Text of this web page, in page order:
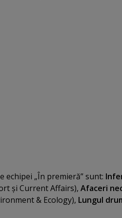
echipei „În premieră” sunt:
şi Current Affairs), Afaceri
& Ecology), Lungul